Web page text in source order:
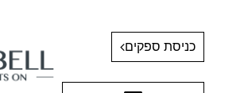
כניסת ספקים